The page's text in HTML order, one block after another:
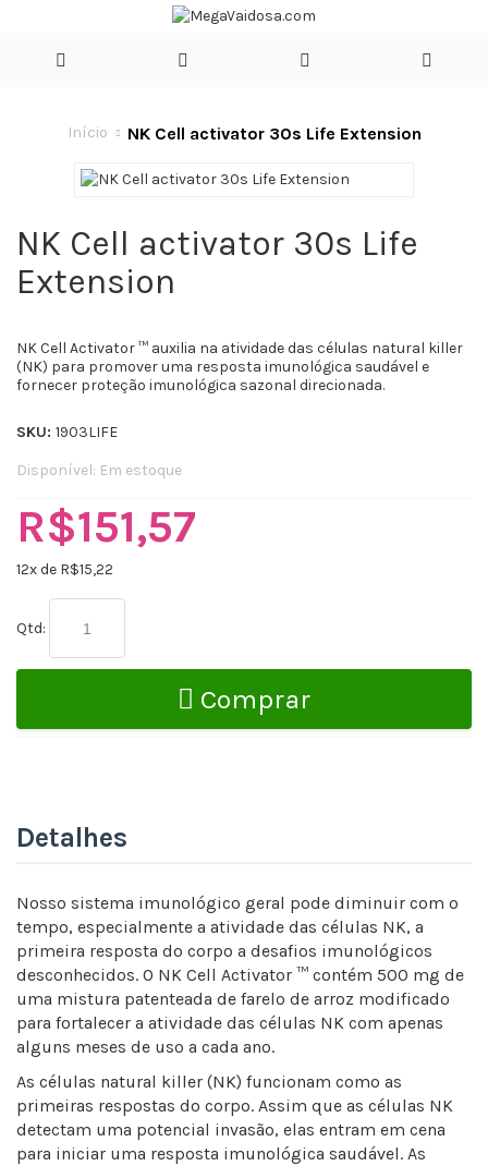
Início NK Cell activator 30s Life Extension
NK Cell activator 30s Life
Extension
NK Cell Activator ™ auxilia na atividade das células natural killer
(NK) para promover uma resposta imunológica saudável e
fornecer proteção imunológica sazonal direcionada.
SKU: 1903LIFE
Disponível: Em estoque
R$151,57
12x de R$15,22
Qtd:
Comprar
Detalhes
Nosso sistema imunológico geral pode diminuir com o
tempo, especialmente a atividade das células NK, a
primeira resposta do corpo a desafios imunológicos
desconhecidos. O NK Cell Activator ™ contém 500 mg de
uma mistura patenteada de farelo de arroz modificado
para fortalecer a atividade das células NK com apenas
alguns meses de uso a cada ano.
As células natural killer (NK) funcionam como as
primeiras respostas do corpo. Assim que as células NK
detectam uma potencial invasão, elas entram em cena
para iniciar uma resposta imunológica saudável. As